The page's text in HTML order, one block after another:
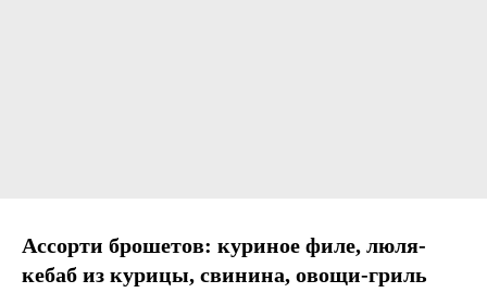
Ассорти брошетов: куриное филе, люля-
кебаб из курицы, свинина, овощи-гриль